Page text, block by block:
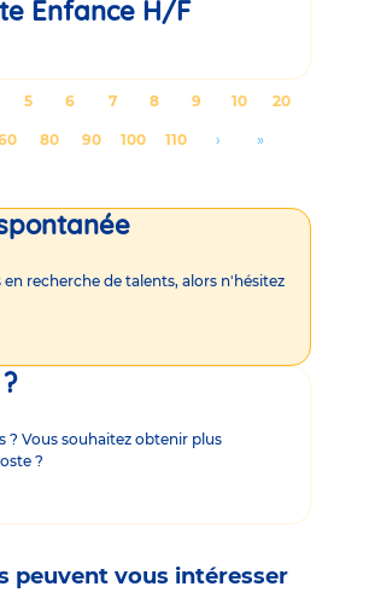
Enfance H/F
Page
5 Page
6 Page
7 Page
8 Page
9 Page
10 Page
20
Page
80 Page
90 Page
100 Page
110
Aller
›
Aller
dernière
»
recherche de talents, alors n'hésitez
? Vous souhaitez obtenir plus
?
peuvent vous intéresser